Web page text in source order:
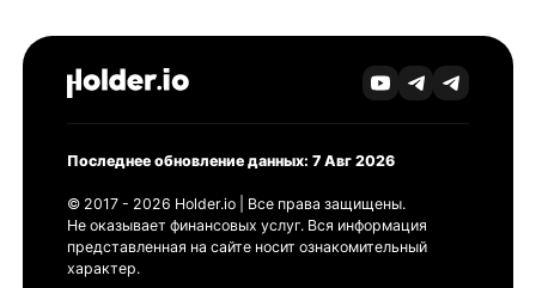
Последнее обновление данных: 7 Авг 2026
© 2017 - 2026 Holder.io | Все права защищены.
Не оказывает финансовых услуг. Вся информация
представленная на сайте носит ознакомительный
характер.